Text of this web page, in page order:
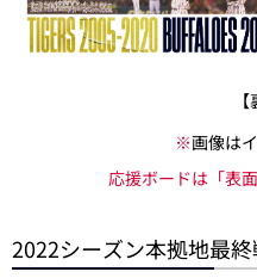
※画像は
応援ボードは「表
2022シーズン本拠地最